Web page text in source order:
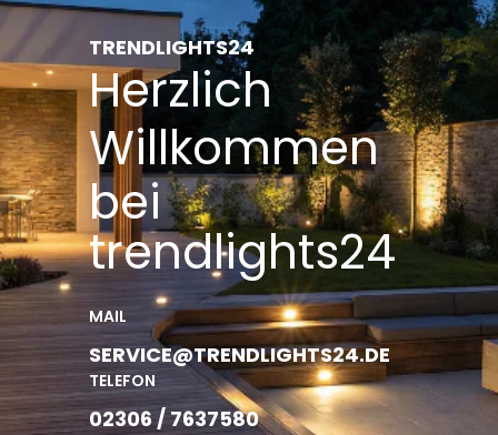
TRENDLIGHTS24
Herzlich
Willkommen
bei
trendlights24
MAIL
SERVICE@TRENDLIGHTS24.DE
TELEFON
02306 / 7637580